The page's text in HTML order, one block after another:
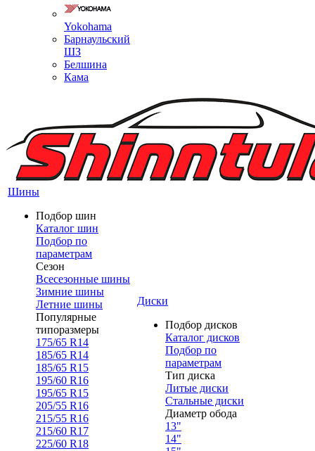
Yokohama
Барнаульский
ШЗ
Белшина
Кама
Шины
Подбор шин
Каталог шин
Подбор по
параметрам
Сезон
Всесезонные шины
Зимние шины
Летние шины
Популярные
типоразмеры
175/65 R14
185/65 R14
185/65 R15
195/60 R16
195/65 R15
205/55 R16
215/55 R16
215/60 R17
225/60 R18
Диски
Подбор дисков
Каталог дисков
Подбор по
параметрам
Тип диска
Литые диски
Стальные диски
Диаметр обода
13"
14"